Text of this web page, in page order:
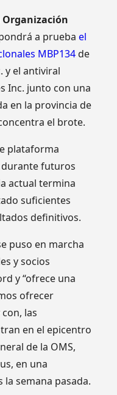
Organización
a pruebael
MBP134de
y el antiviral
Inc. junto con una
en la provincia de
el brote.
plataforma
futuros
actual termina
suficientes
definitivos.
puso en marcha
y socios
y “ofrece una
ofrecer
las
en el epicentro
de la OMS,
en una
la semana pasada.